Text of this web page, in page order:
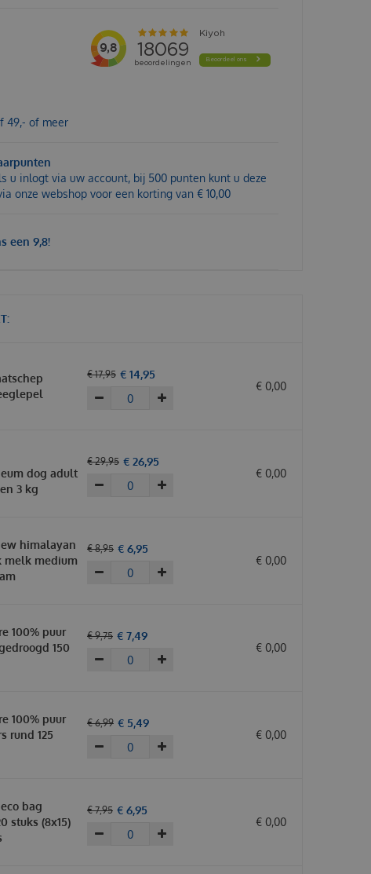
49,- of meer
u inlogt via uw account, bij 500 punten kunt u deze
onze webshop voor een korting van € 10,00
een 9,8!
€ 17,95 € 14,95
€ 0,00
dog adult
3 kg
€ 29,95 € 26,95
€ 0,00
himalayan
melk medium
€ 8,95 € 6,95
€ 0,00
100% puur
150
€ 9,75 € 7,49
€ 0,00
100% puur
rund 125
€ 6,99 € 5,49
€ 0,00
bag
stuks (8x15)
€ 7,95 € 6,95
€ 0,00